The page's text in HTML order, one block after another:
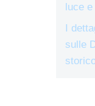
luce e
I
sulle